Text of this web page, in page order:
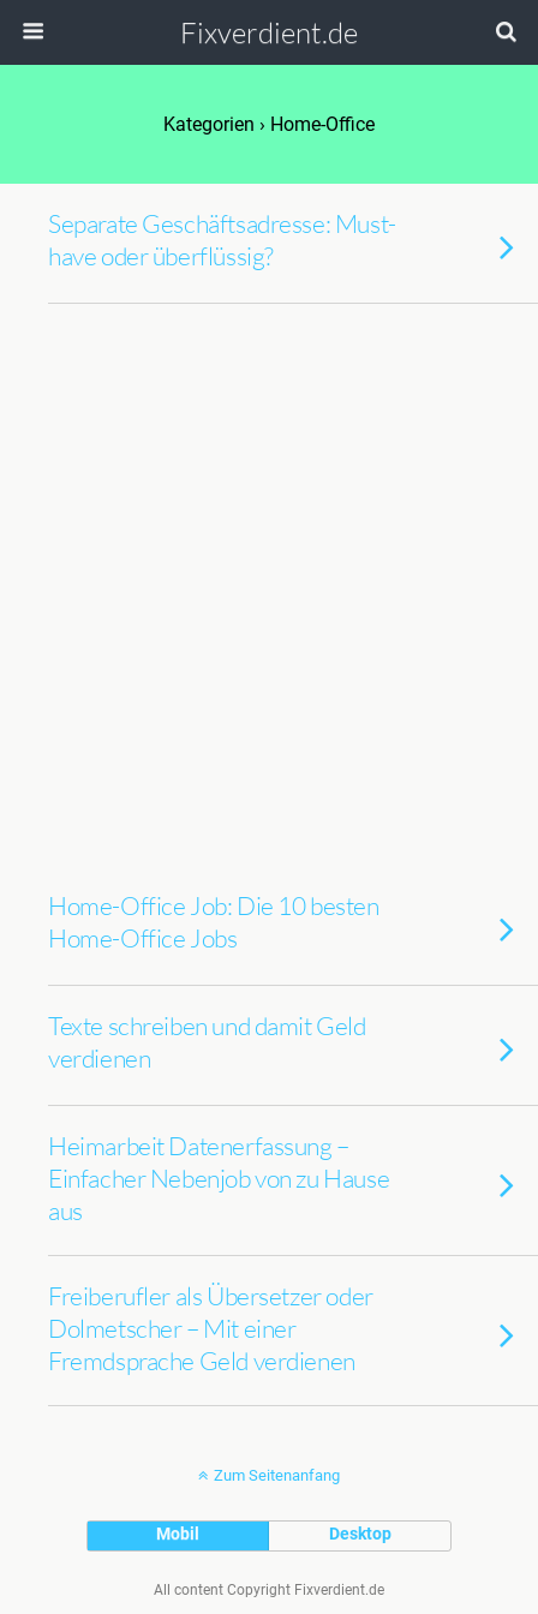
Fixverdient.de
Kategorien › Home-Office
Separate Geschäftsadresse: Must-
have oder überflüssig?
Home-Office Job: Die 10 besten
Home-Office Jobs
Texte schreiben und damit Geld
verdienen
Heimarbeit Datenerfassung –
Einfacher Nebenjob von zu Hause
aus
Freiberufler als Übersetzer oder
Dolmetscher – Mit einer
Fremdsprache Geld verdienen
Zum Seitenanfang
Mobil Desktop
All content Copyright Fixverdient.de